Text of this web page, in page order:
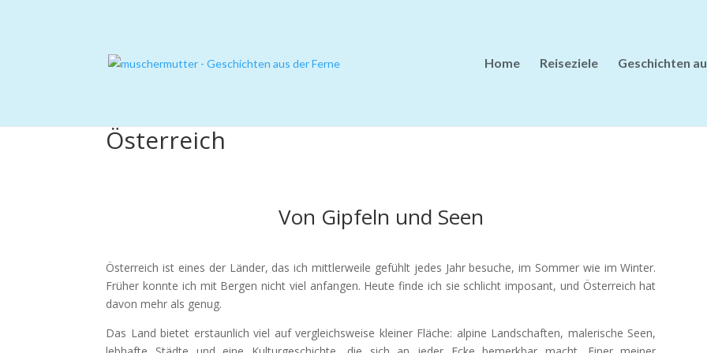
Home Reiseziele Geschichten
Österreich
Von Gipfeln und Seen
Österreich ist eines der Länder, das ich mittlerweile gefühlt jedes Jahr besuche, im Sommer wie im Winter.
Früher konnte ich mit Bergen nicht viel anfangen. Heute finde ich sie schlicht imposant, und Österreich hat
davon mehr als genug.
Das Land bietet erstaunlich viel auf vergleichsweise kleiner Fläche: alpine Landschaften, malerische Seen,